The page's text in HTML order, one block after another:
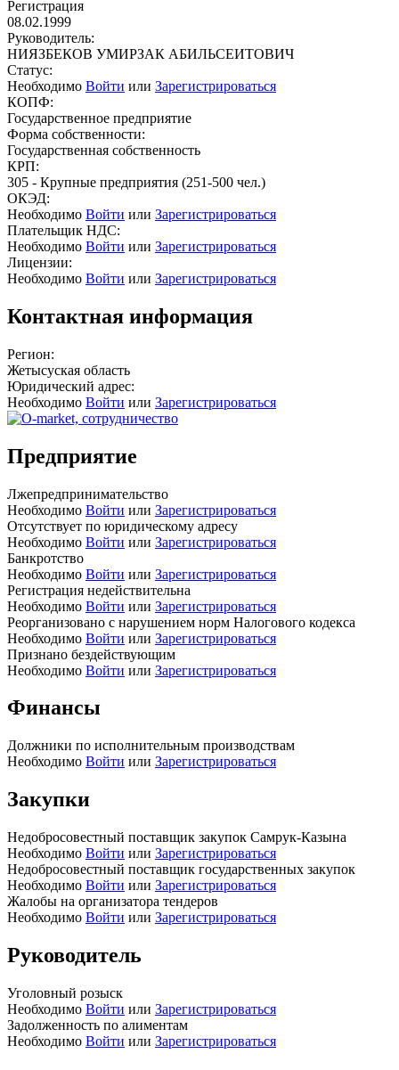
Регистрация
08.02.1999
Руководитель:
НИЯЗБЕКОВ УМИРЗАК АБИЛЬСЕИТОВИЧ
Статус:
Необходимо Войти или Зарегистрироваться
КОПФ:
Государственное предприятие
Форма собственности:
Государственная собственность
КРП:
305 - Крупные предприятия (251-500 чел.)
ОКЭД:
Необходимо Войти или Зарегистрироваться
Плательщик НДС:
Необходимо Войти или Зарегистрироваться
Лицензии:
Необходимо Войти или Зарегистрироваться
Контактная информация
Регион:
Жетысуская область
Юридический адрес:
Необходимо Войти или Зарегистрироваться
Предприятие
Лжепредпринимательство
Необходимо Войти или Зарегистрироваться
Отсутствует по юридическому адресу
Необходимо Войти или Зарегистрироваться
Банкротство
Необходимо Войти или Зарегистрироваться
Регистрация недействительна
Необходимо Войти или Зарегистрироваться
Реорганизовано с нарушением норм Налогового кодекса
Необходимо Войти или Зарегистрироваться
Признано бездействующим
Необходимо Войти или Зарегистрироваться
Финансы
Должники по исполнительным производствам
Необходимо Войти или Зарегистрироваться
Закупки
Недобросовестный поставщик закупок Самрук-Казына
Необходимо Войти или Зарегистрироваться
Недобросовестный поставщик государственных закупок
Необходимо Войти или Зарегистрироваться
Жалобы на организатора тендеров
Необходимо Войти или Зарегистрироваться
Руководитель
Уголовный розыск
Необходимо Войти или Зарегистрироваться
Задолженность по алиментам
Необходимо Войти или Зарегистрироваться